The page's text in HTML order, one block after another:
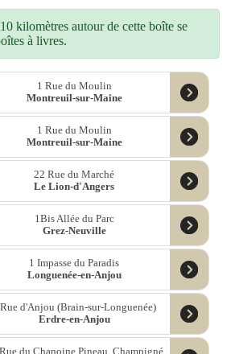
kilomètres autour de cette boîte se
à livres.
1 Rue du Moulin
Montreuil-sur-Maine
1 Rue du Moulin
Montreuil-sur-Maine
22 Rue du Marché
Le Lion-d'Angers
1Bis Allée du Parc
Grez-Neuville
1 Impasse du Paradis
Longuenée-en-Anjou
d'Anjou (Brain-sur-Longuenée)
Erdre-en-Anjou
du Chanoine Pineau, Champigné